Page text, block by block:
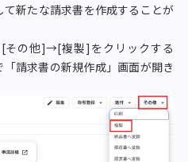
新たな請求書を作成することが
その他]→[複製]をクリックする
請求書の新規作成」画面が開き